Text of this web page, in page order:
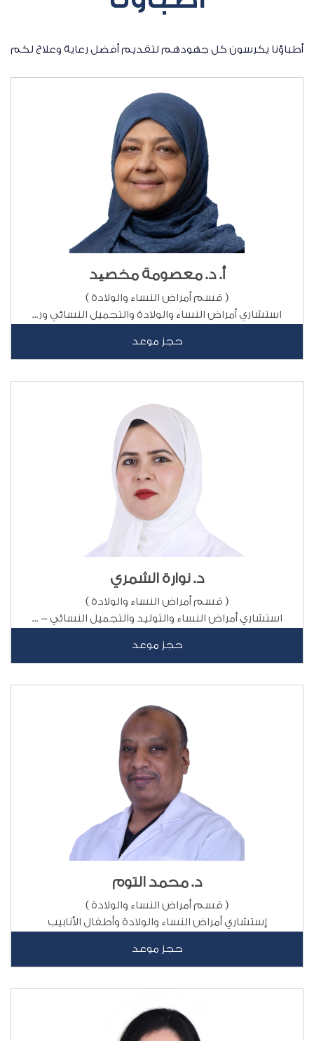
أطباؤنا يكرسون كل جهودهم لتقديم أفضل رعاية وعلاج لكم
أ. د. معصومة مخصید‬
( قسم أمراض النساء والولادة )
استشاري أمراض النساء والولادة والتجميل النسائي ور...
حجز موعد
د. نوارة الشمري
( قسم أمراض النساء والولادة )
استشاري أمراض النساء والتوليد والتجميل النسائي - ...
حجز موعد
د. محمد التوم
( قسم أمراض النساء والولادة )
إستشاري أمراض النساء والولادة وأطفال الأنابيب
حجز موعد